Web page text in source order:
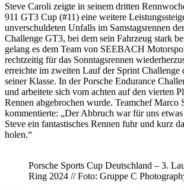
Steve Caroli zeigte in seinem dritten
911 GT3 Cup (#11) eine weitere
unverschuldeten Unfalls im Samstagsrennen
Challenge GT3, bei dem sein Fahrzeug stark
gelang es dem Team von SEEBACH
rechtzeitig für das Sonntagsrennen
erreichte im zweiten Lauf der Sprint Challenge
seiner Klasse. In der Porsche Endurance
und arbeitete sich vom achten auf den vierten
Rennen abgebrochen wurde. Teamchef Marco
kommentierte: „Der Abbruch war für uns
Steve ein fantastisches Rennen fuhr und kurz
holen.“
Porsche Sports Cup Deutschland – 3.
Ring 2024 // Foto: Gruppe C